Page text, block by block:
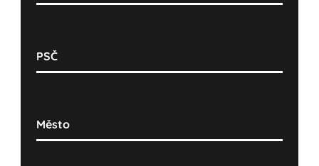
PSČ
Město